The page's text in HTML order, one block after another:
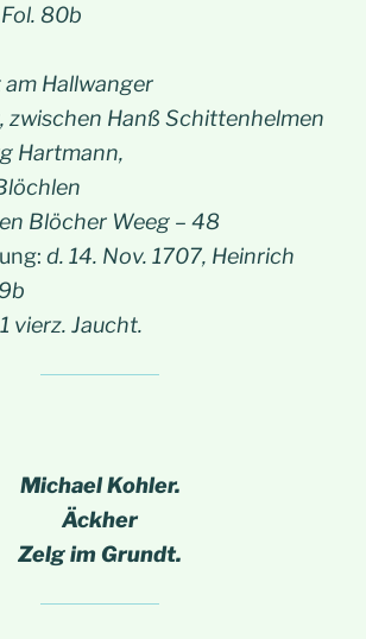
80b
Hallwanger
zwischen Hanß Schittenhelmen
Hartmann,
Blöcher Weeg – 48
d. 14. Nov. 1707, Heinrich
vierz. Jaucht.
Michael Kohler.
Äckher
Zelg im Grundt.